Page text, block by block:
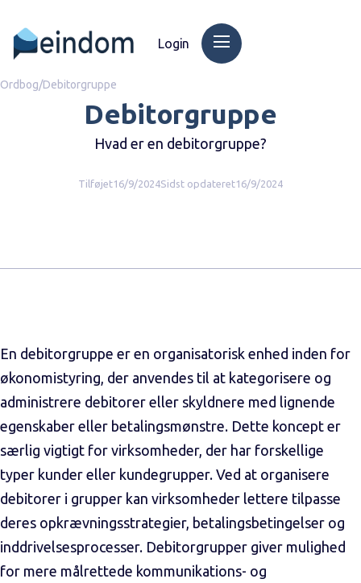
Login
Ordbog/Debitorgruppe
Debitorgruppe
Hvad er en debitorgruppe?
Tilføjet16/9/2024Sidst opdateret16/9/2024
En debitorgruppe er en organisatorisk enhed inden for
økonomistyring, der anvendes til at kategorisere og
administrere debitorer eller skyldnere med lignende
egenskaber eller betalingsmønstre. Dette koncept er
særlig vigtigt for virksomheder, der har forskellige
typer kunder eller kundegrupper. Ved at organisere
debitorer i grupper kan virksomheder lettere tilpasse
deres opkrævningsstrategier, betalingsbetingelser og
inddrivelsesprocesser. Debitorgrupper giver mulighed
for mere målrettede kommunikations- og